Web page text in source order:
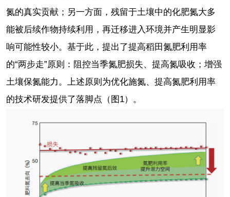
氮的真实贡献；另一方面，残留于土壤中的化肥氮大多
能被后续作物持续利用，再迁移进入环境并产生明显影
响可能性较小。基于此，提出了提高稻田氮肥利用率
的“两步走”原则：阻控当季氮肥损失、提高氮吸收；增强
土壤保氮能力。上述原则为优化施氮、提高氮肥利用率
的技术研发提供了落脚点（图1）。